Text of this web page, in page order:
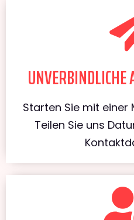
UNVERBINDLICHE
Starten Sie mit einer
Teilen Sie uns